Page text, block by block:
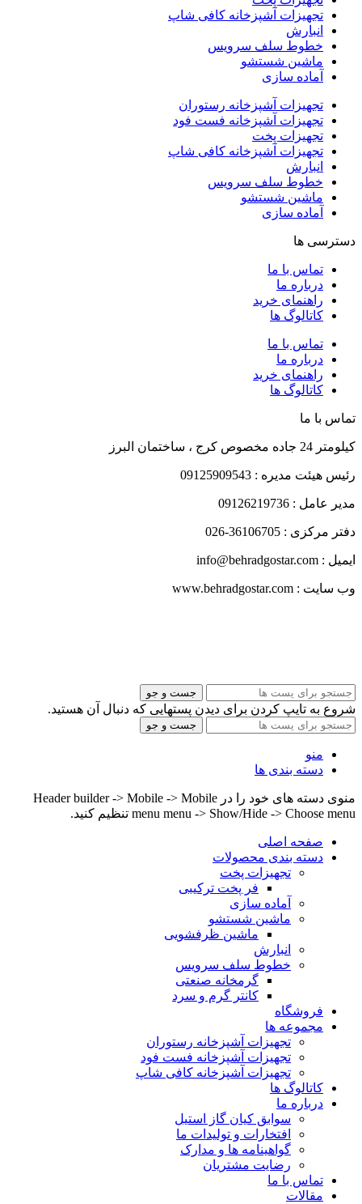
تجهیزات آشپزخانه کافی شاپ
انبارش
خطوط سلف سرویس
ماشین شستشو
آماده سازی
تجهیزات آشپزخانه رستوران
تجهیزات آشپزخانه فست فود
تجهیزات پخت
تجهیزات آشپزخانه کافی شاپ
انبارش
خطوط سلف سرویس
ماشین شستشو
آماده سازی
دسترسی ها
تماس با ما
درباره ما
راهنمای خرید
کاتالوگ ها
تماس با ما
درباره ما
راهنمای خرید
کاتالوگ ها
تماس با ما
کیلومتر 24 جاده مخصوص کرج ، ساختمان البرز
رئیس هیئت مدیره : 09125909543
مدیر عامل : 09126219736
دفتر مرکزی : 36106705-026
ایمیل : info@behradgostar.com
وب سایت : www.behradgostar.com
جست و جو
شروع به تایپ کردن برای دیدن پستهایی که دنبال آن هستید.
جست و جو
منو
دسته بندی ها
منوی دسته های خود را در Header builder -> Mobile -> Mobile
menu menu -> Show/Hide -> Choose menu تنظیم کنید.
صفحه اصلی
دسته بندی محصولات
تجهیزات پخت
فر پخت ترکیبی
آماده سازی
ماشین شستشو
ماشین ظرفشویی
انبارش
خطوط سلف سرویس
گرمخانه صنعتی
کانتر گرم و سرد
فروشگاه
مجموعه ها
تجهیزات آشپزخانه رستوران
تجهیزات آشپزخانه فست فود
تجهیزات آشپزخانه کافی شاپ
کاتالوگ ها
درباره ما
سوابق کیان گاز استیل
افتخارات و تولیدات ما
گواهینامه ها و مدارک
رضایت مشتریان
تماس با ما
مقالات